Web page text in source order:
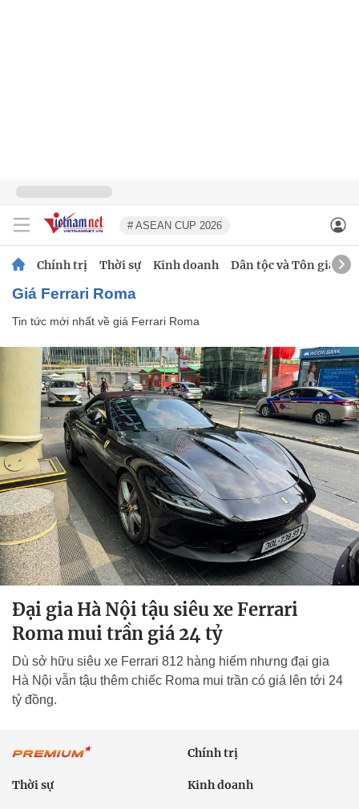
# ASEAN CUP 2026
Chính trị Thời sự Kinh doanh Dân tộc và Tôn giáo
giá Ferrari Roma
Tin tức mới nhất về giá Ferrari Roma
Đại gia Hà Nội tậu siêu xe Ferrari
Roma mui trần giá 24 tỷ
Dù sở hữu siêu xe Ferrari 812 hàng hiếm nhưng đại gia
Hà Nội vẫn tậu thêm chiếc Roma mui trần có giá lên tới 24
tỷ đồng.
Chính trị
Thời sự Kinh doanh